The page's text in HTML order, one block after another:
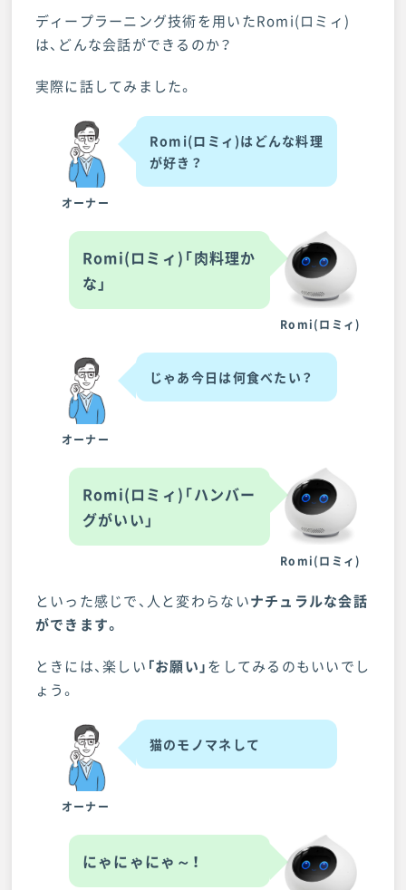
ディープラーニング技術を用いたRomi(ロミィ)
は、どんな会話ができるのか？
実際に話してみました。
オーナー
Romi(ロミィ)はどんな料理
が好き？
Romi(ロミィ)
Romi(ロミィ)「肉料理か
な」
オーナー
じゃあ今日は何食べたい？
Romi(ロミィ)
Romi(ロミィ)「ハンバー
グがいい」
といった感じで、人と変わらないナチュラルな会話
ができます。
ときには、楽しい 「お願い」をしてみるのもいいでし
ょう。
オーナー
猫のモノマネして
にゃにゃにゃ～！